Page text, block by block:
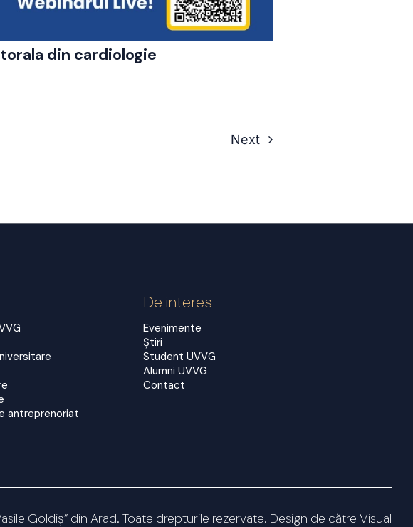
din cardiologie
Next
antreprenoriat
De interes
Evenimente
Știri
Student UVVG
Alumni UVVG
Contact
Goldiș” din Arad. Toate drepturile rezervate. Design de cătreVisual